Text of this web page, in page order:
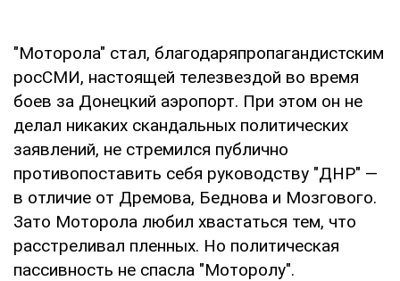
"Моторола" стал, благодаряпропагандистским
росСМИ, настоящей телезвездой во время
боев за Донецкий аэропорт. При этом он не
делал никаких скандальных политических
заявлений, не стремился публично
противопоставить себя руководству "ДНР" —
в отличие от Дремова, Беднова и Мозгового.
Зато Моторола любил хвастаться тем, что
расстреливал пленных. Но политическая
пассивность не спасла "Моторолу".